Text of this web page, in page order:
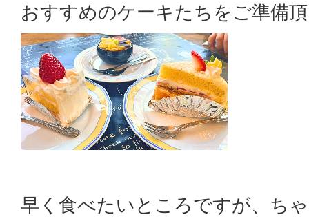
おすすめのケーキたちをご準備
早く食べたいところですが、ち